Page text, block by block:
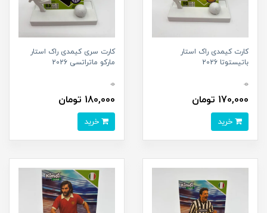
کارت کیمدی راک استار
باتیستوتا 2026
0
170,000 تومان
کارت سری کیمدی راک استار
مارکو ماتراتسی 2026
0
180,000 تومان